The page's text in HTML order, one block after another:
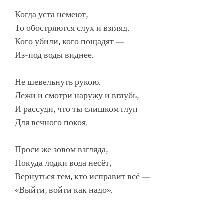
Когда уста немеют,
То обостряются слух и взгляд.
Кого убили, кого пощадят —
Из-под воды виднее.
Не шевельнуть рукою.
Лежи и смотри наружу и вглубь,
И рассуди, что ты слишком глуп
Для вечного покоя.
Проси же зовом взгляда,
Покуда лодки вода несёт,
Вернуться тем, кто исправит всё —
«Выйти, войти как надо».